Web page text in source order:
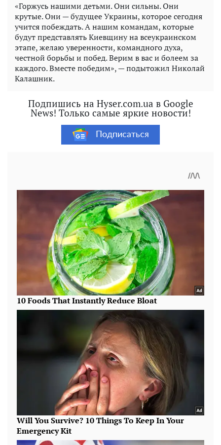
«Горжусь нашими детьми. Они сильны. Они
крутые. Они — будущее Украины, которое сегодня
учится побеждать. А нашим командам, которые
будут представлять Киевщину на всеукраинском
этапе, желаю уверенности, командного духа,
честной борьбы и побед. Верим в вас и болеем за
каждого. Вместе победим», — подытожил Николай
Калашник.
Подпишись на Hyser.com.ua в Google
News! Только самые яркие новости!
Подписаться